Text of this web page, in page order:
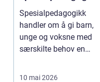
Spesialpedagogikk
handler om å gi barn,
unge og voksne med
særskilte behov en
...
10 mai 2026